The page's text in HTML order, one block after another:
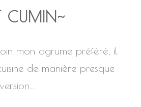
CUMIN~
mon agrume préféré, il
de manière presque